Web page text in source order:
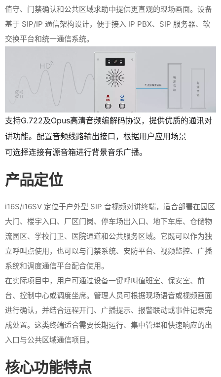
值守、门禁确认和公共区域求助中提供更直观的现场画面。设备
基于 SIP/IP 通信架构设计，便于接入 IP PBX、SIP 服务器、软
交换平台和统一通信系统。
支持G.722及Opus高清音频编解码协议，提供优质的通讯对
讲功能。配置音频线路输出接口，根据用户应用场景
可选择连接有源音箱进行背景音乐广播。
产品定位
i16S/i16SV 定位于户外型 SIP 音视频对讲终端，适合部署在园区
大门、楼宇入口、厂区门岗、停车场出入口、地下车库、仓储物
流园区、学校门卫、医院通道和公共服务区域。它既可以作为独
立呼叫点使用，也可以与门禁系统、安防平台、视频监控、广播
系统和调度通信平台配合使用。
在实际项目中，用户可通过设备一键呼叫值班室、保安室、前
台、控制中心或调度坐席。管理人员可根据现场语音或视频画面
进行确认，并结合远程开门、广播提示、报警联动或事件记录完
成处置。这类终端适合需要长期运行、集中管理和快速响应的出
入口与公共区域通信项目。
核心功能特点